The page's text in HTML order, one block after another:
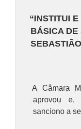
“INSTITUI
BÁSICA DE
A Câmara
aprovou e,
sanciono a